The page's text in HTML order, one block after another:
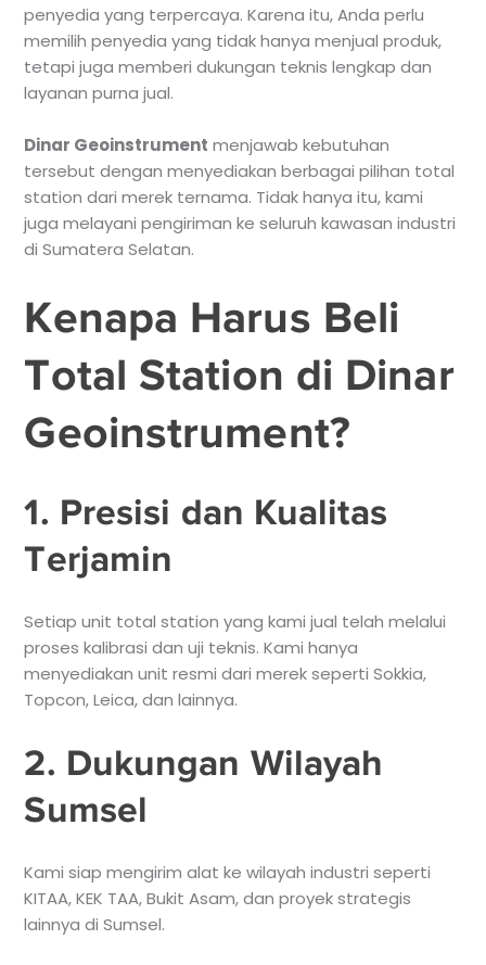
penyedia yang terpercaya. Karena itu, Anda perlu
memilih penyedia yang tidak hanya menjual produk,
tetapi juga memberi dukungan teknis lengkap dan
layanan purna jual.
Dinar Geoinstrument menjawab kebutuhan
tersebut dengan menyediakan berbagai pilihan total
station dari merek ternama. Tidak hanya itu, kami
juga melayani pengiriman ke seluruh kawasan industri
di Sumatera Selatan.
Kenapa Harus Beli
Total Station di Dinar
Geoinstrument?
1. Presisi dan Kualitas
Terjamin
Setiap unit total station yang kami jual telah melalui
proses kalibrasi dan uji teknis. Kami hanya
menyediakan unit resmi dari merek seperti Sokkia,
Topcon, Leica, dan lainnya.
2. Dukungan Wilayah
Sumsel
Kami siap mengirim alat ke wilayah industri seperti
KITAA, KEK TAA, Bukit Asam, dan proyek strategis
lainnya di Sumsel.